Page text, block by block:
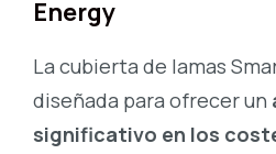
Energy
La cubierta de lamas
diseñada para ofrecer un
significativo en los